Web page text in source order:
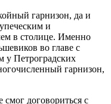
гарнизон, да и
и
в столице. Именно
во главе с
у Петроградских
гарнизон,
договориться с